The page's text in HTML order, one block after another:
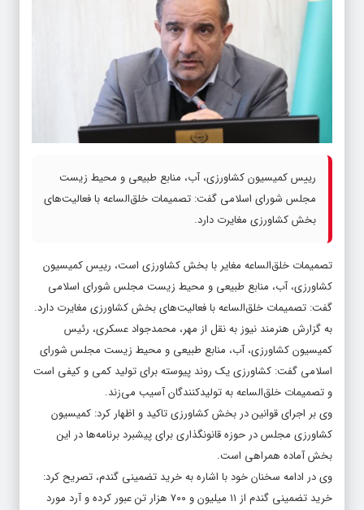
رییس کمیسیون کشاورزی، آب، منابع طبیعی و محیط زیست
مجلس شورای اسلامی گفت: تصمیمات خلق‌الساعه با فعالیت‌های
بخش کشاورزی مغایرت دارد.
تصمیمات خلق‌الساعه مغایر با بخش کشاورزی است، رییس کمیسیون
کشاورزی، آب، منابع طبیعی و محیط زیست مجلس شورای اسلامی
گفت: تصمیمات خلق‌الساعه با فعالیت‌های بخش کشاورزی مغایرت دارد.
به گزارش هنرمند نیوزبه نقل از مهر، محمدجواد عسکری، رئیس
کمیسیون کشاورزی، آب، منابع طبیعی و محیط زیست مجلس شورای
اسلامی گفت: کشاورزی یک روند پیوسته برای تولید کمی و کیفی است
و تصمیمات خلق‌الساعه به تولیدکنندگان آسیب می‌زند.
وی بر اجرای قوانین در بخش کشاورزی تاکید و اظهار کرد: کمیسیون
کشاورزی مجلس در حوزه قانونگذاری برای پیشبرد برنامه‌ها در این
بخش آماده همراهی است.
وی در ادامه سخنان خود با اشاره به خرید تضمینی گندم، تصریح کرد:
خرید تضمینی گندم از ۱۱ میلیون و ۷۰۰ هزار تن عبور کرده و آرد مورد